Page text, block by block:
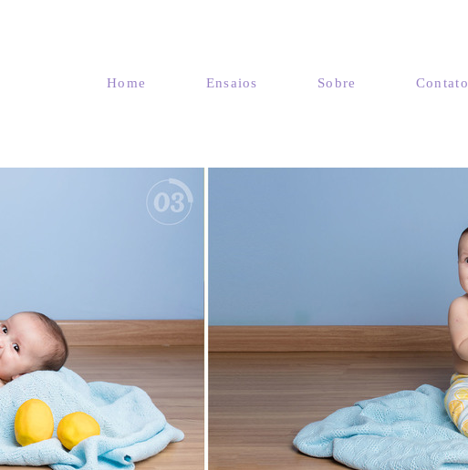
Home Ensaios Sobre Contato